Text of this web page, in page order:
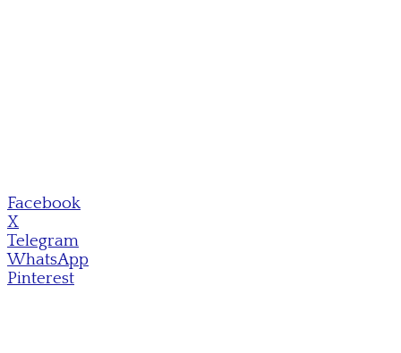
Facebook
X
Telegram
WhatsApp
Pinterest